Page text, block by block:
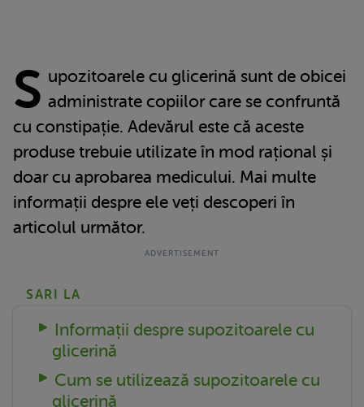
S upozitoarele cu glicerină sunt de obicei
administrate copiilor care se confruntă
cu constipație. Adevărul este că aceste
produse trebuie utilizate în mod rațional și
doar cu aprobarea medicului. Mai multe
informații despre ele veți descoperi în
articolul următor.
SARI LA
Informații despre supozitoarele cu
glicerină
Cum se utilizează supozitoarele cu
glicerină